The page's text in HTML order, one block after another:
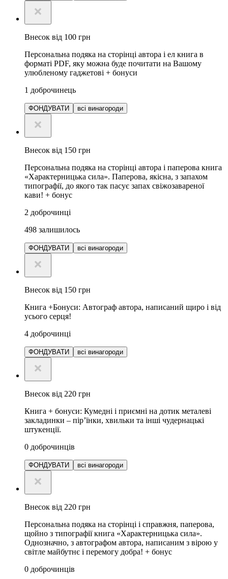
Внесок від 100 грн
Персональна подяка на сторінці автора і ел книга в
форматі PDF, яку можна буде почитати на Вашому
улюбленому гаджетові + бонуси
1 доброчинець
ФОНДУВАТИ всі винагороди
Внесок від 150 грн
Персональна подяка на сторінці автора і паперова книга
«Характерницька сила». Паперова, якісна, з запахом
типографії, до якого так пасує запах свіжозавареної
кави! + бонус
2 доброчинці
498 залишилось
ФОНДУВАТИ всі винагороди
Внесок від 150 грн
Книга +Бонуси: Автограф автора, написаний щиро і від
усього серця!
4 доброчинці
ФОНДУВАТИ всі винагороди
Внесок від 220 грн
Книга + бонуси: Кумедні і приємні на дотик металеві
закладинки – пір’їнки, хвильки та інші чудернацькі
штукенції.
0 доброчинців
ФОНДУВАТИ всі винагороди
Внесок від 220 грн
Персональна подяка на сторінці і справжня, паперова,
щойно з типографії книга «Характерницька сила».
Однозначно, з автографом автора, написаним з вірою у
світле майбутнє і перемогу добра! + бонус
0 доброчинців